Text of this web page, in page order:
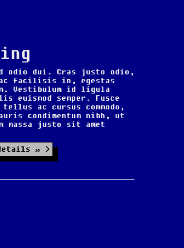
odio dui. Cras justo odio,
ac facilisis in, egestas
Vestibulum id ligula
euismod semper. Fusce
ac cursus commodo,
condimentum nibh, ut
massa justo sit amet
»